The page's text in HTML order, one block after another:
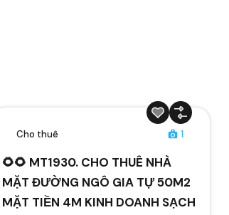
Cho thuê 1
🌻🌻 MT1930. CHO THUÊ NHÀ
MẶT ĐƯỜNG NGÔ GIA TỰ 50M2
MẶT TIỀN 4M KINH DOANH SẠCH